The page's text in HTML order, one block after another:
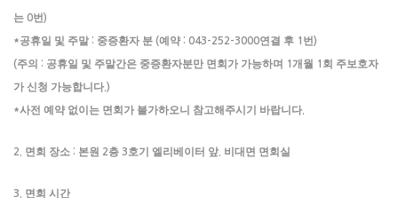
는 0번)
*공휴일 및 주말 : 중증환자 분 (예약 : 043-252-3000연결 후 1 번)
(주의 : 공휴일 및 주말간은 중증환자분만 면회가 가능하며 1 개월 1 회 주보호자
가 신청 가능합니다 .)
*사전 예약 없이는 면회가 불가하오니 참고해주시기 바랍니다
2. 면회 장소 : 본원 2층 3호기 엘리베이터 앞 비대면 면회실
3. 면회 시간